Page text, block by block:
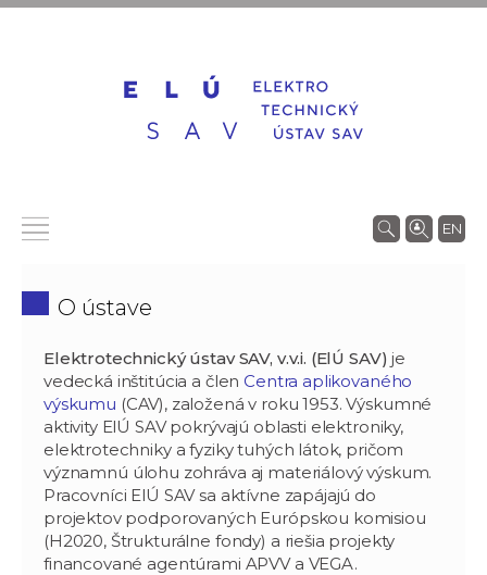
EN
O ústave
Elektrotechnický ústav SAV, v.v.i. (ElÚ SAV) je
vedecká inštitúcia a člen Centra aplikovaného
výskumu (CAV), založená v roku 1953. Výskumné
aktivity ElÚ SAV pokrývajú oblasti elektroniky,
elektrotechniky a fyziky tuhých látok, pričom
významnú úlohu zohráva aj materiálový výskum.
Pracovníci ElÚ SAV sa aktívne zapájajú do
projektov podporovaných Európskou komisiou
(H2020, Štrukturálne fondy) a riešia projekty
financované agentúrami APVV a VEGA.